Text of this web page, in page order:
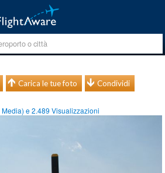
Carica le tue foto Condividi
Media) e2.489 Visualizzazioni